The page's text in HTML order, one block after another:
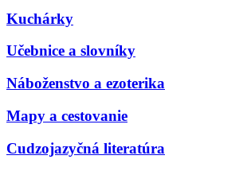
Kuchárky
Učebnice a slovníky
Náboženstvo a ezoterika
Mapy a cestovanie
Cudzojazyčná literatúra